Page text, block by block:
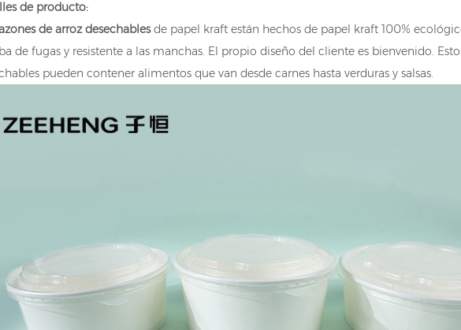
de producto:
de arroz desechablesde papel kraft están hechos de papel kraft 100%
de fugas y resistente a las manchas. El propio diseño del cliente es bienvenido.
pueden contener alimentos que van desde carnes hasta verduras y salsas.